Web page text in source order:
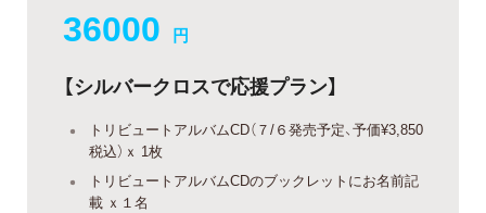
36000 円
【シルバークロスで応援プラン】
トリビュートアルバムCD（７/６発売予定、予価¥3,850
税込）ｘ 1枚
トリビュートアルバムCDのブックレットにお名前記
載 ｘ１名